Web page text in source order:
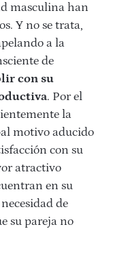
masculina han
Y no se trata,
a la
de
con su
. Por el
la
motivo aducido
con su
atractivo
en su
de
su pareja no